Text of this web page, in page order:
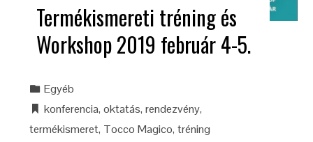
Termékismereti tréning és
Workshop 2019 február 4-5.
Egyéb
konferencia,oktatás,rendezvény,
termékismeret, Tocco Magico,tréning